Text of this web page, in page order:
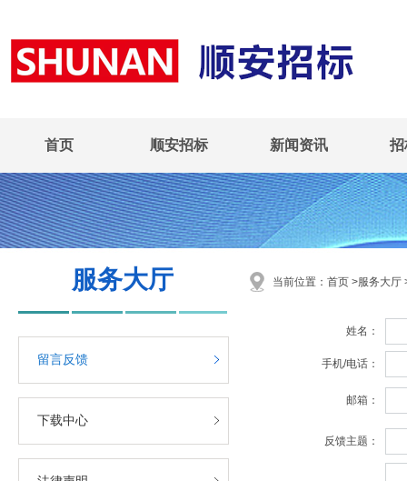
首页 顺安招标 新闻资讯 招
服务大厅
留言反馈
下载中心
当前位置：首页 >服务大厅
姓名：
手机/电话：
邮箱：
反馈主题：